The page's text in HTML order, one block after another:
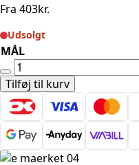
Fra 403kr.
Udsolgt
MÅL
SHAGGYTÆPPE
-
ALVOR
3401
CREAM
RUND
antal
Tilføj til kurv